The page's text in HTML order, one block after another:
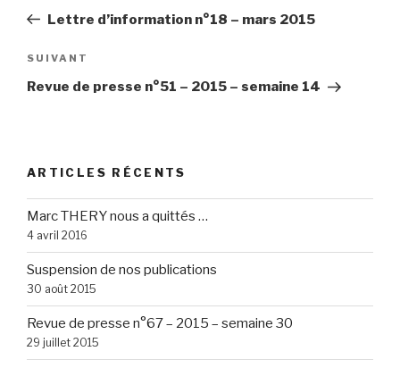
l’article
précédent
Lettre d’information n°18 – mars 2015
Article
suivant
SUIVANT
Revue de presse n°51 – 2015 – semaine 14
ARTICLES RÉCENTS
Marc THERY nous a quittés …
4 avril 2016
Suspension de nos publications
30 août 2015
Revue de presse n°67 – 2015 – semaine 30
29 juillet 2015